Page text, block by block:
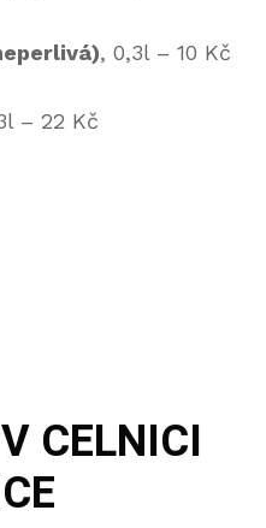
, 0,3l – 10 Kč
– 22 Kč
V CELNICI